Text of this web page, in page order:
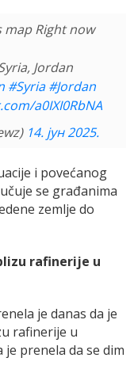
map Right now
Jordan
#Syria #Jordan
a0IXI0RbNA
14. јун 2025.
i povećanog
se građanima
zemlje do
rafinerije u
je danas da je
rafinerije u
prenela da se dim